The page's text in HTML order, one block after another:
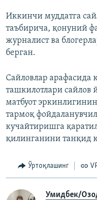
Иккинчи муддатга
таъбирича, қонуний
журналист ва
берган.
Сайловлар арафасида
ташкилотлари сайлов
матбуот
тармоқ
кучайтиришга
қилинганини танқид
Ўртоқлашинг
Умидбек/